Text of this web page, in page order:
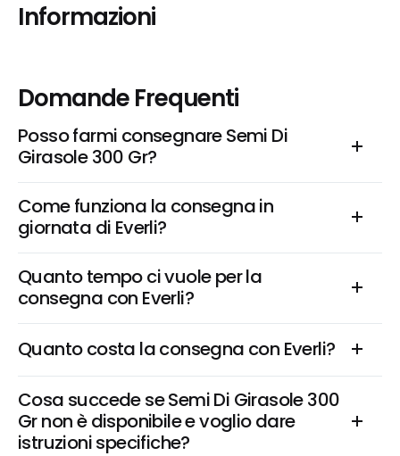
Informazioni
Domande Frequenti
Posso farmi consegnare Semi Di
Girasole 300 Gr?
Come funziona la consegna in
giornata di Everli?
Quanto tempo ci vuole per la
consegna con Everli?
Quanto costa la consegna con Everli?
Cosa succede se Semi Di Girasole 300
Gr non è disponibile e voglio dare
istruzioni specifiche?